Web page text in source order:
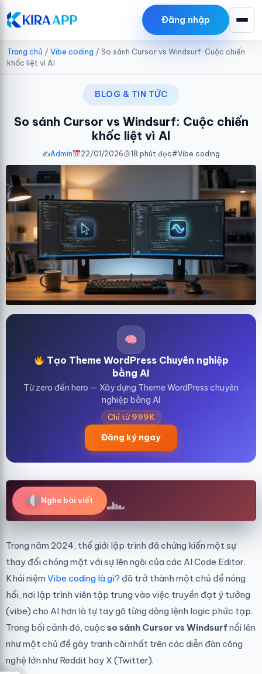
Đăng nhập
Trang chủ / Vibe coding / So sánh Cursor vs Windsurf: Cuộc chiến
khốc liệt vì AI
BLOG & TIN TỨC
So sánh Cursor vs Windsurf: Cuộc chiến
khốc liệt vì AI
✍️Admin 22/01/2026 18 phút đọc#Vibe coding
Tạo Theme WordPress Chuyên nghiệp
bằng AI
Từ zero đến hero — Xây dựng Theme WordPress chuyên
nghiệp bằng AI
Chỉ từ 999K
Đăng ký ngay
Nghe bài viết
Trong năm 2024, thế giới lập trình đã chứng kiến một sự
thay đổi chóng mặt với sự lên ngôi của các AI Code Editor.
Khái niệm Vibe coding là gì? đã trở thành một chủ đề nóng
hổi, nơi lập trình viên tập trung vào việc truyền đạt ý tưởng
(vibe) cho AI hơn là tự tay gõ từng dòng lệnh logic phức tạp.
Trong bối cảnh đó, cuộc so sánh Cursor vs Windsurf nổi lên
như một chủ đề gây tranh cãi nhất trên các diễn đàn công
nghệ lớn như Reddit hay X (Twitter).
PHONG THUY GT